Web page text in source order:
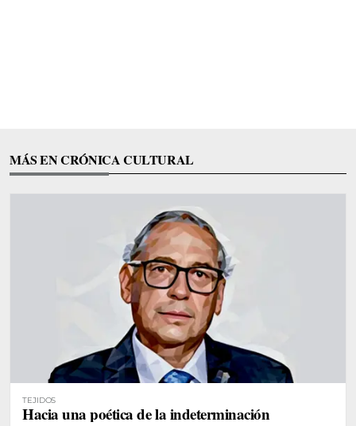
MÁS EN CRÓNICA CULTURAL
TEJIDOS
Hacia una poética de la indeterminación